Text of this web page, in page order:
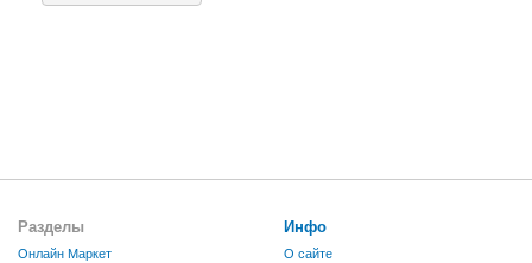
Разделы
Онлайн Маркет
Инфо
О сайте